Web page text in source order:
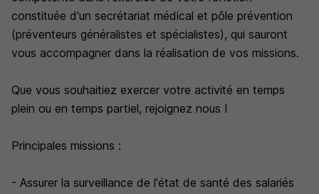
constituée d'un secrétariat médical et pôle prévention
(préventeurs généralistes et spécialistes), qui sauront
vous accompagner dans la réalisation de vos missions.
Que vous souhaitiez exercer votre activité en temps
plein ou en temps partiel, rejoignez nous !
Principales missions :
- Assurer la surveillance de l'état de santé des salariés